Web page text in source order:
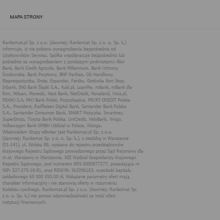
MAPA STRONY
dostosowanie usług, świadczonych w ramach serwisu do potrzeb
Więcej informacji na temat stosowania technologii cookies w
serwisie dostępne jest w Polityce Cookies.
Polityka Cookies serwisów
internetowych spółki Rankomat.pl Sp. z
o.o. (dawniej: Rankomat Sp. z o. o. Sp.
k.)
Rankomat.pl Sp. z o.o. (dawniej: Rankomat Sp. z o. o. Sp. k.), z
siedzibą w Warszawie (01-141), ul. Wolska 88, wpisana do rejestru
przedsiębiorców Krajowego Rejestru Sądowego prowadzonego
przez Sąd Rejonowy dla m.st. Warszawy w Warszawie, XIII
Wydział Gospodarczy Krajowego Rejestru Sądowego, pod
numerem KRS 0000877277, posiadająca nr NIP: 527-275-18-81,
oraz REGON: 363096183, zwana dalej "Rankomat" wykorzystuje
na swoich stronach internetowych technologię "cookies".
Zasady wykorzystania informacji dostarczonych przez
użytkownika w ramach technologii cookies w trakcie korzystania
ze stron internetowych i Rankomat określa niniejszy dokument.
Każdy użytkownik serwisów Rankomat proszony jest o